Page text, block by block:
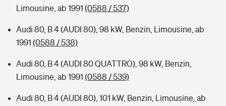
Limousine, ab 1991 (0588 / 537)
Audi 80, B 4 (AUDI 80), 98 kW, Benzin, Limousine, ab
1991 (0588 / 538)
Audi 80, B 4 (AUDI 80 QUATTRO), 98 kW, Benzin,
Limousine, ab 1991 (0588 / 539)
Audi 80, B 4 (AUDI 80), 101 kW, Benzin, Limousine, ab